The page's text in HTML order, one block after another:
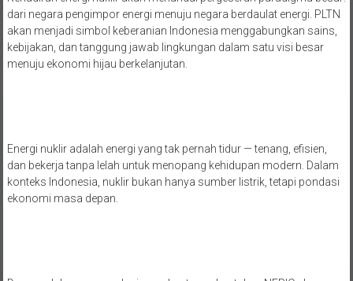
dari negara pengimpor energi menuju negara berdaulat energi. PLTN
akan menjadi simbol keberanian Indonesia menggabungkan sains,
kebijakan, dan tanggung jawab lingkungan dalam satu visi besar
menuju ekonomi hijau berkelanjutan.
Energi nuklir adalah energi yang tak pernah tidur — tenang, efisien,
dan bekerja tanpa lelah untuk menopang kehidupan modern. Dalam
konteks Indonesia, nuklir bukan hanya sumber listrik, tetapi pondasi
ekonomi masa depan.